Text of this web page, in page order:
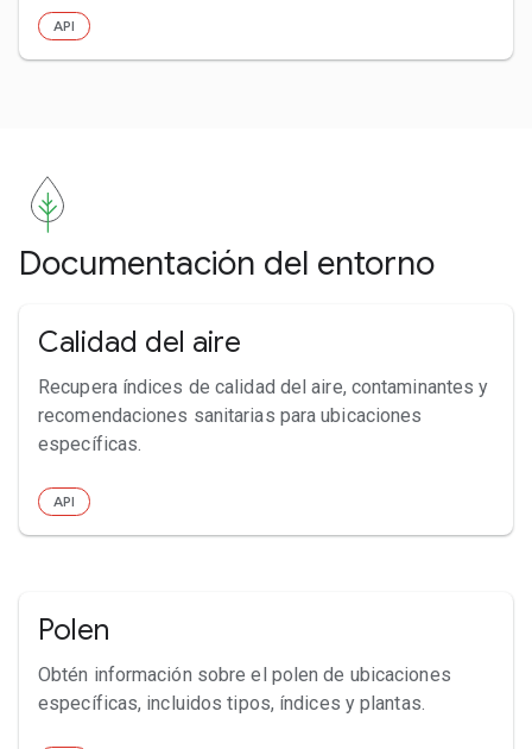
API
Documentación del entorno
Calidad del aire
Recupera índices de calidad del aire, contaminantes y
recomendaciones sanitarias para ubicaciones
específicas.
API
Polen
Obtén información sobre el polen de ubicaciones
específicas, incluidos tipos, índices y plantas.